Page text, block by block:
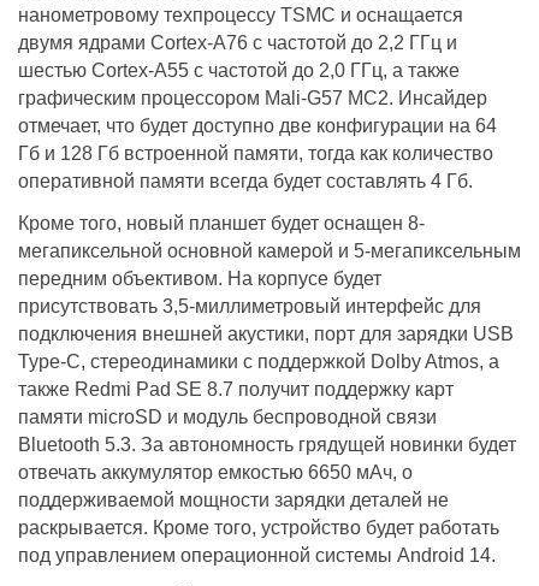
нанометровому техпроцессу TSMC и оснащается
двумя ядрами Cortex-А76 с частотой до 2,2 ГГц и
шестью Cortex-А55 с частотой до 2,0 ГГц, а также
графическим процессором Mali-G57 MC2. Инсайдер
отмечает, что будет доступно две конфигурации на 64
Гб и 128 Гб встроенной памяти, тогда как количество
оперативной памяти всегда будет составлять 4 Гб.
Кроме того, новый планшет будет оснащен 8-
мегапиксельной основной камерой и 5-мегапиксельным
передним объективом. На корпусе будет
присутствовать 3,5-миллиметровый интерфейс для
подключения внешней акустики, порт для зарядки USB
Type-С, стереодинамики с поддержкой Dolby Atmos, а
также Redmi Pad SE 8.7 получит поддержку карт
памяти microSD и модуль беспроводной связи
Bluetooth 5.3. За автономность грядущей новинки будет
отвечать аккумулятор емкостью 6650 мАч, о
поддерживаемой мощности зарядки деталей не
раскрывается. Кроме того, устройство будет работать
под управлением операционной системы Android 14.